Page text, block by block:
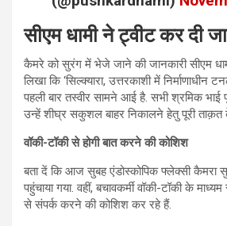
सीएम धामी ने ट्वीट कर दी
कैमरे को सुरंग में भेजे जाने की जानकारी सीएम
लिखा कि ‘सिल्क्यारा, उत्तरकाशी में
पहली बार तस्वीर सामने आई है. सभी श्रमिक भाई
उन्हें शीघ्र सकुशल बाहर निकालने हेतु पूरी ताक़त
वॉकी-टॉकी से होगी बात करने की कोशिश
बता दें कि आज सुबह एंडोस्कोपिक फ्लेक्सी
पहुंचाया गया. वहीं, बचावकर्मी वॉकी-टॉकी के
से संपर्क करने की कोशिश कर रहे हैं.